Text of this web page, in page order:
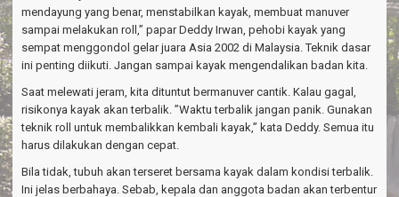
mendayung yang benar, menstabilkan kayak, membuat manuver
sampai melakukan roll,” papar Deddy Irwan, pehobi kayak yang
sempat menggondol gelar juara Asia 2002 di Malaysia. Teknik dasar
ini penting diikuti. Jangan sampai kayak mengendalikan badan kita.
Saat melewati jeram, kita dituntut bermanuver cantik. Kalau gagal,
risikonya kayak akan terbalik. ”Waktu terbalik jangan panik. Gunakan
teknik roll untuk membalikkan kembali kayak,” kata Deddy. Semua itu
harus dilakukan dengan cepat.
Bila tidak, tubuh akan terseret bersama kayak dalam kondisi terbalik.
Ini jelas berbahaya. Sebab, kepala dan anggota badan akan terbentur